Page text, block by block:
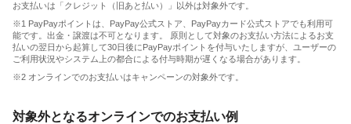
お支払いは「クレジット（旧あと払い）」以外は対象外です。
※1 PayPayポイントは、PayPay公式ストア、PayPayカード公式ストアでも利用可
能です。出金・譲渡は不可となります。 原則として対象のお支払い方法によるお支
払いの翌日から起算して30日後にPayPayポイントを付与いたしますが、ユーザーの
ご利用状況やシステム上の都合による付与時期が遅くなる場合があります。
※2 オンラインでのお支払いはキャンペーンの対象外です。
対象外となるオンラインでのお支払い例